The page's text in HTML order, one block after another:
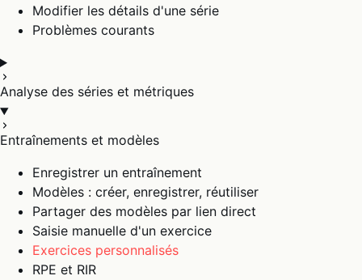
Modifier les détails d'une série
Problèmes courants
Analyse des séries et métriques
Entraînements et modèles
Enregistrer un entraînement
Modèles : créer, enregistrer, réutiliser
Partager des modèles par lien direct
Saisie manuelle d'un exercice
Exercices personnalisés
RPE et RIR